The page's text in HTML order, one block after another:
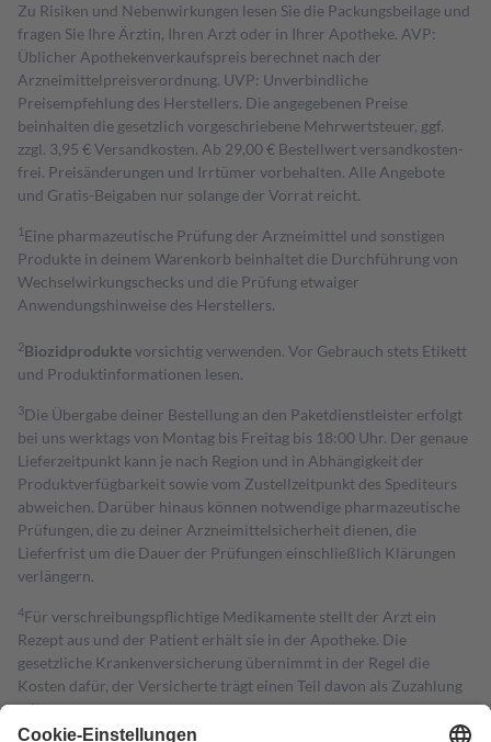
Zu Risiken und Nebenwirkungen lesen Sie die Packungsbeilage und
fragen Sie Ihre Ärztin, Ihren Arzt oder in Ihrer Apotheke. AVP:
Üblicher Apothekenverkaufspreis berechnet nach der
Arzneimittelpreisverordnung. UVP: Unverbindliche
Preisempfehlung des Herstellers. Die angegebenen Preise
beinhalten die gesetzlich vorgeschriebene Mehrwertsteuer, ggf.
zzgl. 3,95 € Versandkosten. Ab 29,00 € Bestell­wert versand­kosten­
frei. Preisänderungen und Irrtümer vorbehalten. Alle Angebote
und Gratis-Beigaben nur solange der Vorrat reicht.
1 Eine pharmazeutische Prüfung der Arzneimittel und sonstigen
Produkte in deinem Warenkorb beinhaltet die Durchführung von
Wechselwirkungschecks und die Prüfung etwaiger
Anwendungshinweise des Herstellers.
2Biozidproduktevorsichtig verwenden. Vor Gebrauch stets Etikett
und Produktinformationen lesen.
3Die Übergabe deiner Bestellung an den Paketdienstleister erfolgt
bei uns werktags von Montag bis Freitag bis 18:00 Uhr. Der genaue
Lieferzeitpunkt kann je nach Region und in Abhängigkeit der
Produktverfügbarkeit sowie vom Zustellzeitpunkt des Spediteurs
abweichen. Darüber hinaus können notwendige pharmazeutische
Prüfungen, die zu deiner Arzneimittelsicherheit dienen, die
Lieferfrist um die Dauer der Prüfungen einschließlich Klärungen
verlängern.
4Für verschreibungspflichtige Medikamente stellt der Arzt ein
Rezept aus und der Patient erhält sie in der Apotheke. Die
gesetzliche Krankenversicherung übernimmt in der Regel die
Kosten dafür, der Versicherte trägt einen Teil davon als Zuzahlung
mit.
Grundsätzlich leisten Mitglieder Zuzahlungen in Höhe von zehn